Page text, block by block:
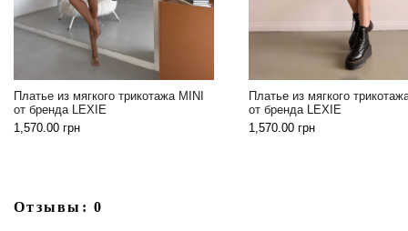
из мягкого трикотажа MINI
бренда LEXIE
грн
Платье из мягкого трикотажа
от бренда LEXIE
1,570.00грн
Отзывы: 0